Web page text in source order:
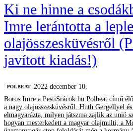
Ki ne hinne a
Imre lerántotta a
olajösszesküvésről
javított kiadás!)
‎POLBEAT
2022 december 10.
Boros Imre a PestiSrácok.hu Polbeat című
a nagy olajösszesküvésről. Huth Gergellyel
elmagyarázta, milyen játszma zajlik az unió
hogyan mesterkedett a magyar olajmulti, a